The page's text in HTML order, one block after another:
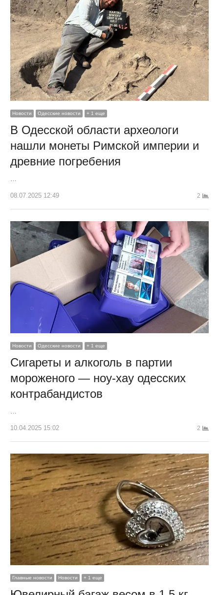
Новости Одесские новости + 1 еще
В Одесской области археологи
нашли монеты Римской империи и
древние погребения
…
08.07.2025 12:49 2
Новости Одесские новости + 1 еще
Сигареты и алкоголь в партии
мороженого — ноу-хау одесских
контрабандистов
10.04.2025 15:02 2
Главные новости Новости + 1 еще